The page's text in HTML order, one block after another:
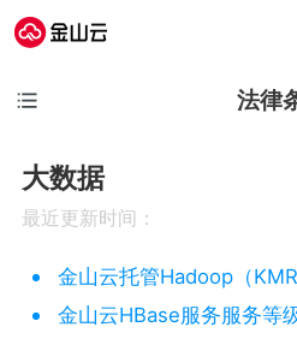
法律
大数据
最近更新时间：
金山云托管Hadoop（
金山云HBase服务服务等